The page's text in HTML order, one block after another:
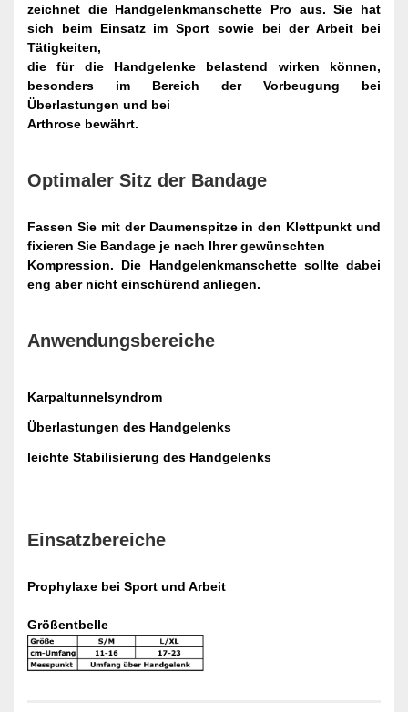
zeichnet die Handgelenkmanschette Pro aus. Sie hat
sich beim Einsatz im Sport sowie bei der Arbeit bei
Tätigkeiten,
die für die Handgelenke belastend wirken können,
besonders im Bereich der Vorbeugung bei
Überlastungen und bei
Arthrose bewährt.
Optimaler Sitz der Bandage
Fassen Sie mit der Daumenspitze in den Klettpunkt und
fixieren Sie Bandage je nach Ihrer gewünschten
Kompression. Die Handgelenkmanschette sollte dabei
eng aber nicht einschürend anliegen.
Anwendungsbereiche
Karpaltunnelsyndrom
Überlastungen des Handgelenks
leichte Stabilisierung des Handgelenks
Einsatzbereiche
Prophylaxe bei Sport und Arbeit
Größentbelle